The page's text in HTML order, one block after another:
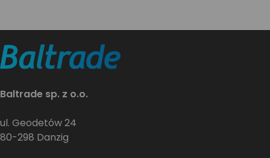
Baltrade sp. z o.o.
ul. Geodetów 24
80-298 Danzig